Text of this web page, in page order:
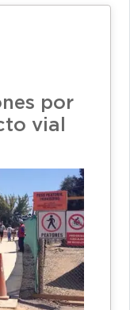
por
vial